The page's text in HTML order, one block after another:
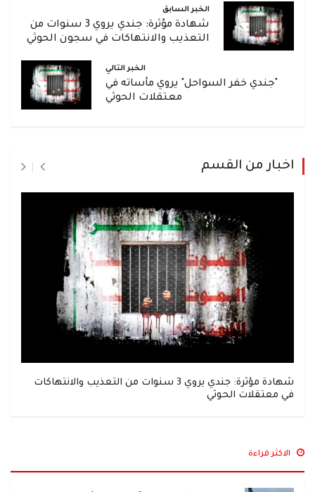
الخبر السابق
شهادة مؤثرة: جندي يروي 3 سنوات من
التعذيب والانتهاكات في سجون الحوثي
الخبر التالي
"جندي خفر السواحل" يروي مأساته في
معتقلات الحوثي
اخبار من القسم
شهادة مؤثرة: جندي يروي 3 سنوات من التعذيب والانتهاكات
في معتقلات الحوثي
الاكثر قراءة